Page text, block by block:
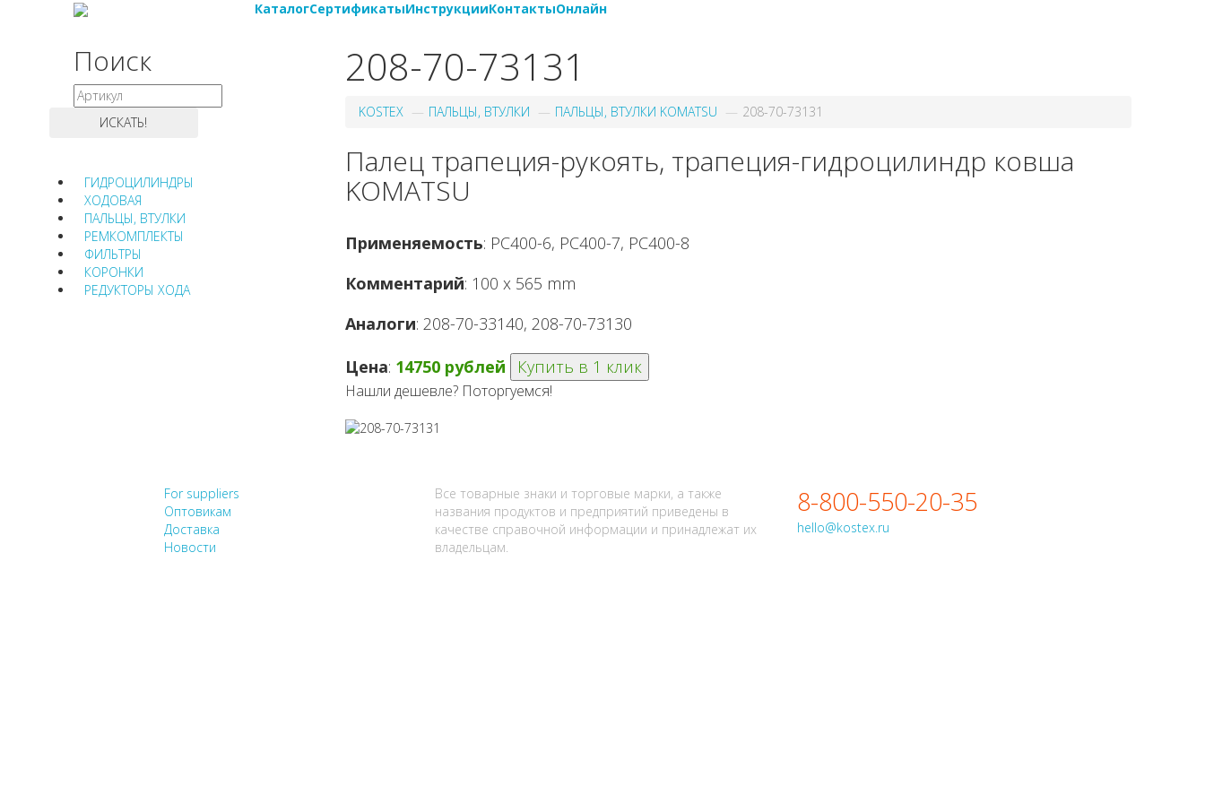
КаталогСертификатыИнструкцииКонтактыОнлайн
Поиск
ГИДРОЦИЛИНДРЫ
ХОДОВАЯ
ПАЛЬЦЫ, ВТУЛКИ
РЕМКОМПЛЕКТЫ
ФИЛЬТРЫ
КОРОНКИ
РЕДУКТОРЫ ХОДА
208-70-73131
KOSTEX ПАЛЬЦЫ, ВТУЛКИ ПАЛЬЦЫ, ВТУЛКИ KOMATSU 208-70-73131
Палец трапеция-рукоять, трапеция-гидроцилиндр ковша
KOMATSU
Применяемость: PC400-6, PC400-7, PC400-8
Комментарий: 100 x 565 mm
Аналоги: 208-70-33140, 208-70-73130
Цена: 14750 рублей Купить в 1 клик
Нашли дешевле? Поторгуемся!
For suppliers
Оптовикам
Доставка
Новости
Все товарные знаки и торговые марки, а также
названия продуктов и предприятий приведены в
качестве справочной информации и принадлежат их
владельцам.
8-800-550-20-35
hello@kostex.ru